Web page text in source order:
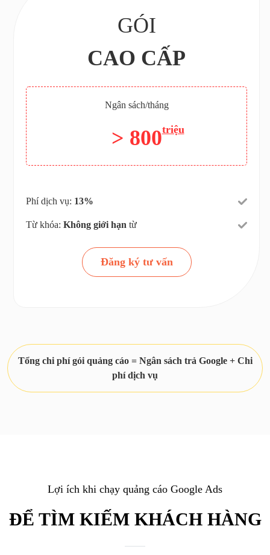
GÓI
CAO CẤP
Ngân sách/tháng
> 800triệu
Phí dịch vụ: 13%
Từ khóa: Không giới hạn từ
Đăng ký tư vấn
Tổng chi phí gói quảng cáo = Ngân sách trả Google + Chi
phí dịch vụ
Lợi ích khi chạy quảng cáo Google Ads
ĐỂ TÌM KIẾM KHÁCH HÀNG